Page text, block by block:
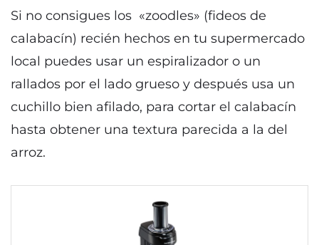
Si no consigues los «zoodles» (fideos de
calabacín) recién hechos en tu supermercado
local puedes usar un espiralizador o un
rallados por el lado grueso y después usa un
cuchillo bien afilado, para cortar el calabacín
hasta obtener una textura parecida a la del
arroz.